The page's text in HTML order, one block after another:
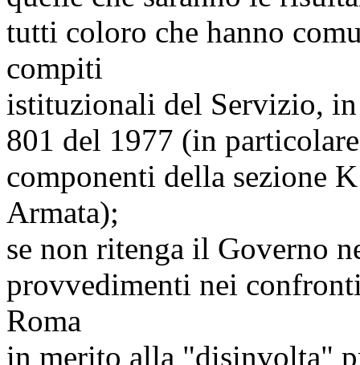
tutti coloro che hanno
compiti
istituzionali del Servizio,
801 del 1977 (in
componenti della sezione
Armata);
se non ritenga il Governo
provvedimenti nei
Roma
in merito alla "disinvolta"